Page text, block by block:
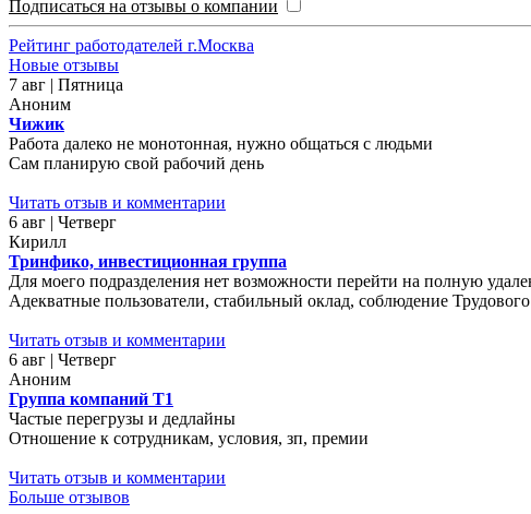
Подписаться на отзывы о компании
Рейтинг работодателей г.Москва
Новые отзывы
7 авг | Пятница
Аноним
Чижик
Работа далеко не монотонная, нужно общаться с людьми
Сам планирую свой рабочий день
Читать отзыв и комментарии
6 авг | Четверг
Кирилл
Тринфико, инвестиционная группа
Для моего подразделения нет возможности перейти на полную
Адекватные пользователи, стабильный оклад, соблюдение
Читать отзыв и комментарии
6 авг | Четверг
Аноним
Группа компаний Т1
Частые перегрузы и дедлайны
Отношение к сотрудникам, условия, зп, премии
Читать отзыв и комментарии
Больше отзывов